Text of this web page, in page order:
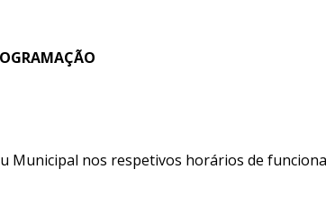
Municipal nos respetivos horários de